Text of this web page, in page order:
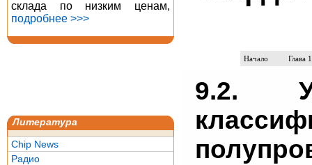
склада по низким ценам,
подробнее >>>
Литература
Chip News
Радио
Начало Глава 1
9.2.